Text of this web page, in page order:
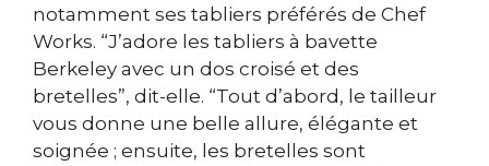
notamment ses tabliers préférés de Chef
Works. “J’adore les tabliers à bavette
Berkeley avec un dos croisé et des
bretelles”, dit-elle. “Tout d’abord, le tailleur
vous donne une belle allure, élégante et
soignée ; ensuite, les bretelles sont